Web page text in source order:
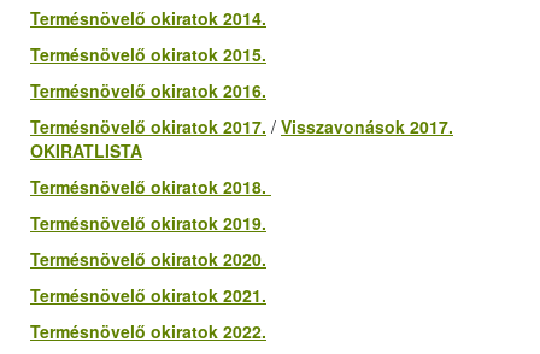
Termésnövelő okiratok 2014.
Termésnövelő okiratok 2015.
Termésnövelő okiratok 2016.
Termésnövelő okiratok 2017. / Visszavonások 2017.
OKIRATLISTA
Termésnövelő okiratok 2018.
Termésnövelő okiratok 2019.
Termésnövelő okiratok 2020.
Termésnövelő okiratok 2021.
Termésnövelő okiratok 2022.